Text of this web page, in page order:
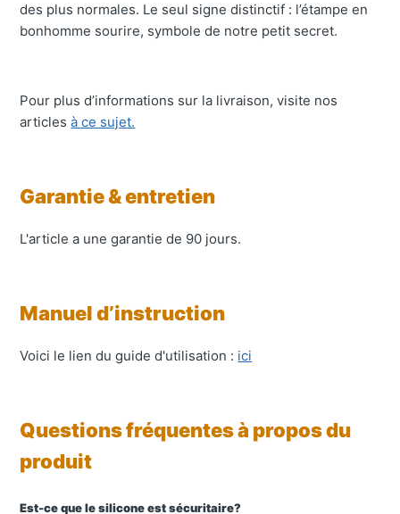
des plus normales. Le seul signe distinctif : l’étampe en
bonhomme sourire, symbole de notre petit secret.
Pour plus d’informations sur la livraison, visite nos
articlesà ce sujet.
Garantie & entretien
L'article a une garantie de 90 jours.
Manuel d’instruction
Voici le lien du guide d'utilisation : ici
Questions fréquentes à propos du
produit
Est-ce que le silicone est sécuritaire?